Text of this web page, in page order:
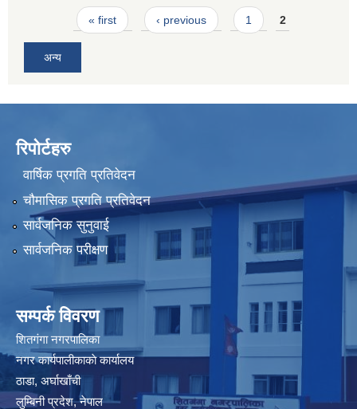
Pages« first ‹ previous 1 2
अन्य
रिपोर्टहरु
वार्षिक प्रगति प्रतिवेदन
चौमासिक प्रगति प्रतिवेदन
सार्वजनिक सुनुवाई
सार्वजनिक परीक्षण
सम्पर्क विवरण
शितगंगा नगरपालिका
नगर कार्यपालीकाकाे कार्यालय
ठाडा, अर्घाखाँची
लुम्बिनी प्रदेश, नेपाल